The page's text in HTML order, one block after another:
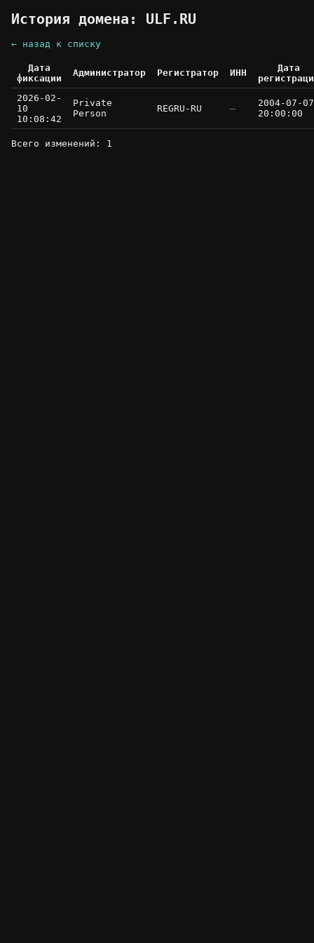
История домена: ULF.RU
← назад к списку
Дата
фиксации
Администратор Регистратор ИНН
Дата
2026-02-
10
10:08:42
Private
Person
REGRU-RU —
2004-07-07
20:00:00
Всего изменений: 1